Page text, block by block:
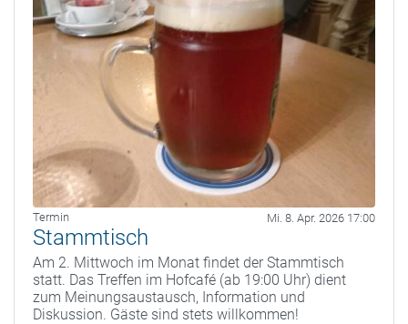
Termin Mi. 8. Apr. 2026 17:00
Stammtisch
Am 2. Mittwoch im Monat findet der Stammtisch
statt. Das Treffen im Hofcafé (ab 19:00 Uhr) dient
zum Meinungsaustausch, Information und
Diskussion. Gäste sind stets willkommen!